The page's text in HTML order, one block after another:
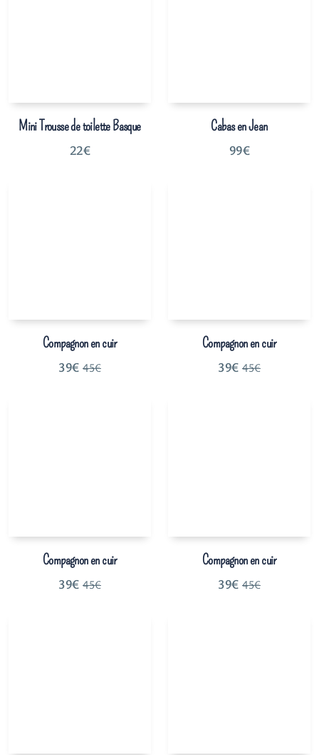
Mini Trousse de toilette Basque
22€
Cabas en Jean
99€
Compagnon en cuir
39€ 45€
Compagnon en cuir
39€ 45€
Compagnon en cuir
39€ 45€
Compagnon en cuir
39€ 45€